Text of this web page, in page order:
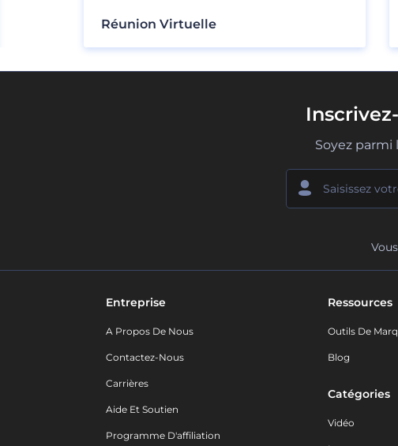
Réunion Virtuelle
Soyez parmi
Entreprise
A Propos De Nous
Contactez-Nous
Carrières
Aide Et Soutien
Programme D'affiliation
Ressources
Outils De
Blog
Catégories
Vidéo